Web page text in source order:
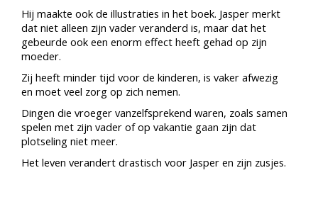
Hij maakte ook de illustraties in het boek. Jasper merkt
dat niet alleen zijn vader veranderd is, maar dat het
gebeurde ook een enorm effect heeft gehad op zijn
moeder.
Zij heeft minder tijd voor de kinderen, is vaker afwezig
en moet veel zorg op zich nemen.
Dingen die vroeger vanzelfsprekend waren, zoals samen
spelen met zijn vader of op vakantie gaan zijn dat
plotseling niet meer.
Het leven verandert drastisch voor Jasper en zijn zusjes.